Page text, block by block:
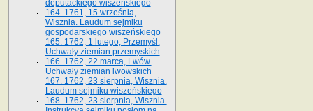
deputackiego wiszeńskiego
164. 1761, 15 września,
Wisznia. Laudum sejmiku
gospodarskiego wiszeńskiego
165. 1762, 1 lutego, Przemyśl.
Uchwały ziemian przemyskich
166. 1762, 22 marca, Lwów.
Uchwały ziemian lwowskich
167. 1762, 23 sierpnia, Wisznia.
Laudum sejmiku wiszeńskiego
168. 1762, 23 sierpnia, Wisznia.